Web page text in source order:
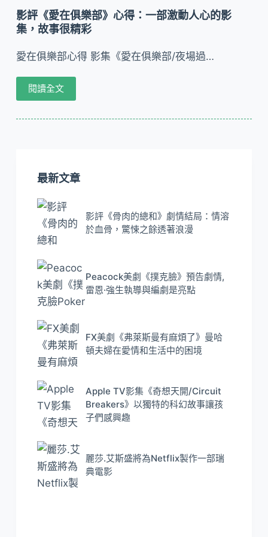
影評《愛在俱樂部》心得：一部激動人心的影
集，故事很精彩
愛在俱樂部心得 影集《愛在俱樂部/夜場過…
閱讀全文
最新文章
影評《骨肉的總和》劇情結局：情溶
於血骨，驚悚之餘透著浪漫
Peacock美劇《撲克臉》預告劇情,
雷恩·強生執導與編劇是亮點
FX美劇《弗萊斯曼有麻煩了》曼哈
頓夫婦在愛情和生活中的困境
Apple TV影集《奇想天開/Circuit
Breakers》以獨特的科幻故事讓孩
子們感興趣
麗莎.艾斯盛將為Netflix製作一部瑞
典電影